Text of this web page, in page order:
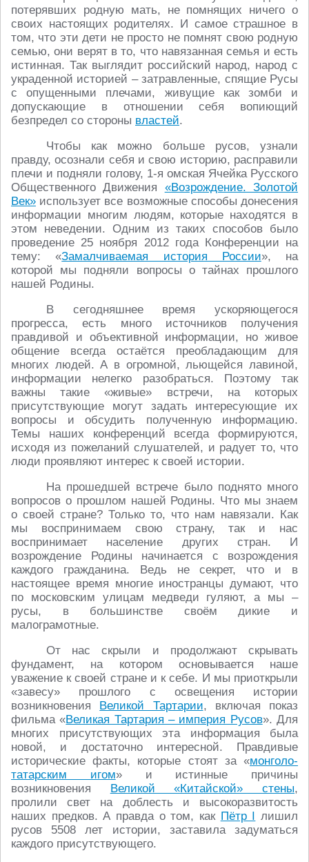
потерявших родную мать, не помнящих ничего о
своих настоящих родителях. И самое страшное в
том, что эти дети не просто не помнят свою родную
семью, они верят в то, что навязанная семья и есть
истинная. Так выглядит российский народ, народ с
украденной историей – затравленные, спящие Русы
с опущенными плечами, живущие как зомби и
допускающие в отношении себя вопиющий
безпредел со стороны властей.
Чтобы как можно больше русов, узнали
правду, осознали себя и свою историю, расправили
плечи и подняли голову, 1-я омская Ячейка Русского
Общественного Движения «Возрождение. Золотой
Век» использует все возможные способы донесения
информации многим людям, которые находятся в
этом неведении. Одним из таких способов было
проведение 25 ноября 2012 года Конференции на
тему: «Замалчиваемая история России», на
которой мы подняли вопросы о тайнах прошлого
нашей Родины.
В сегодняшнее время ускоряющегося
прогресса, есть много источников получения
правдивой и объективной информации, но живое
общение всегда остаётся преобладающим для
многих людей. А в огромной, льющейся лавиной,
информации нелегко разобраться. Поэтому так
важны такие «живые» встречи, на которых
присутствующие могут задать интересующие их
вопросы и обсудить полученную информацию.
Темы наших конференций всегда формируются,
исходя из пожеланий слушателей, и радует то, что
люди проявляют интерес к своей истории.
На прошедшей встрече было поднято много
вопросов о прошлом нашей Родины. Что мы знаем
о своей стране? Только то, что нам навязали. Как
мы воспринимаем свою страну, так и нас
воспринимает население других стран. И
возрождение Родины начинается с возрождения
каждого гражданина. Ведь не секрет, что и в
настоящее время многие иностранцы думают, что
по московским улицам медведи гуляют, а мы –
русы, в большинстве своём дикие и
малограмотные.
От нас скрыли и продолжают скрывать
фундамент, на котором основывается наше
уважение к своей стране и к себе. И мы приоткрыли
«завесу» прошлого с освещения истории
возникновения Великой Тартарии, включая показ
фильма «Великая Тартария – империя Русов». Для
многих присутствующих эта информация была
новой, и достаточно интересной. Правдивые
исторические факты, которые стоят за «монголо-
татарским игом» и истинные причины
возникновения Великой «Китайской» стены,
пролили свет на доблесть и высокоразвитость
наших предков. А правда о том, как Пётр I лишил
русов 5508 лет истории, заставила задуматься
каждого присутствующего.